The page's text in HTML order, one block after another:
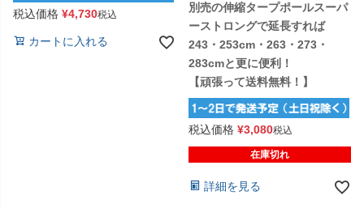
税込価格 ¥4,730税込
カートに入れる
別売の伸縮タープポールスーパ
ーストロングで延長すれば
243・253cm・263・273・
283cmと更に便利！
【頑張って送料無料！】
税込価格 ¥3,080税込
在庫切れ
詳細を見る